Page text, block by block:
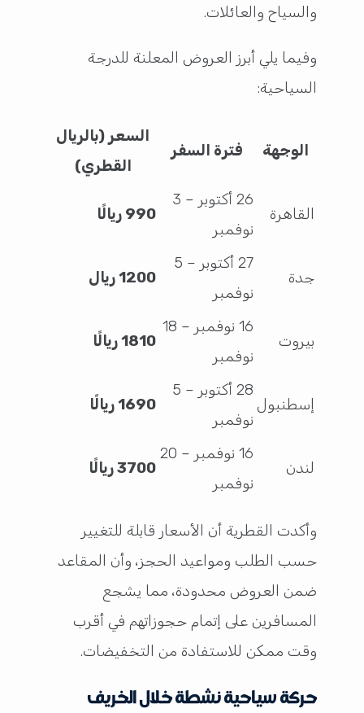
والسياح والعائلات.
وفيما يلي أبرز العروض المعلنة للدرجة
السياحية:
الوجهة فترة السفر
السعر (بالريال
القطري)
القاهرة
26 أكتوبر – 3
نوفمبر
990 ريالًا
جدة
27 أكتوبر – 5
نوفمبر
1200 ريال
بيروت
16 نوفمبر – 18
نوفمبر
1810 ريالًا
إسطنبول
28 أكتوبر – 5
نوفمبر
1690 ريالًا
لندن
16 نوفمبر – 20
نوفمبر
3700 ريالًا
وأكدت القطرية أن الأسعار قابلة للتغيير
حسب الطلب ومواعيد الحجز، وأن المقاعد
ضمن العروض محدودة، مما يشجع
المسافرين على إتمام حجوزاتهم في أقرب
وقت ممكن للاستفادة من التخفيضات.
حركة سياحية نشطة خلال الخريف